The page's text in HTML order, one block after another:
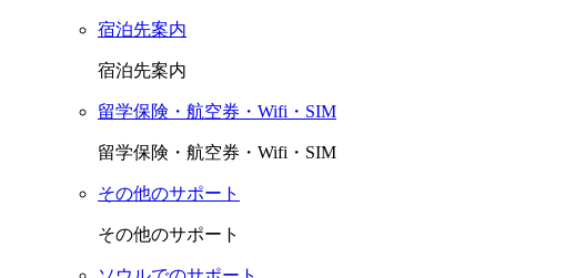
宿泊先案内
宿泊先案内
留学保険・航空券・Wifi・SIM
留学保険・航空券・Wifi・SIM
その他のサポート
その他のサポート